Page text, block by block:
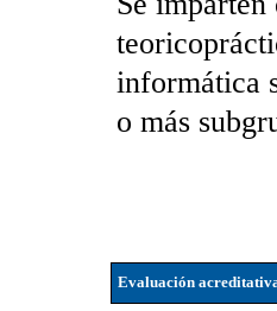
informática
o más
Evaluación